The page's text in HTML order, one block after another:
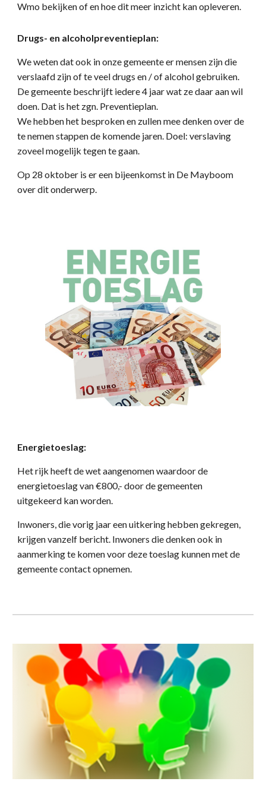
Wmo bekijken of en hoe dit meer inzicht kan opleveren.
Drugs- en alcoholpreventieplan:
We weten dat ook in onze gemeente er mensen zijn die
verslaafd zijn of te veel drugs en / of alcohol gebruiken.
De gemeente beschrijft iedere 4 jaar wat ze daar aan wil
doen. Dat is het zgn. Preventieplan.
We hebben het besproken en zullen mee denken over de
te nemen stappen de komende jaren. Doel: verslaving
zoveel mogelijk tegen te gaan.
Op 28 oktober is er een bijeenkomst in De Mayboom
over dit onderwerp.
Energietoeslag:
Het rijk heeft de wet aangenomen waardoor de
energietoeslag van €800,- door de gemeenten
uitgekeerd kan worden.
Inwoners, die vorig jaar een uitkering hebben gekregen,
krijgen vanzelf bericht. Inwoners die denken ook in
aanmerking te komen voor deze toeslag kunnen met de
gemeente contact opnemen.